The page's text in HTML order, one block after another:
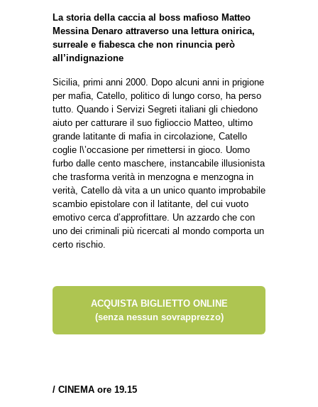
La storia della caccia al boss mafioso Matteo
Messina Denaro attraverso una lettura onirica,
surreale e fiabesca che non rinuncia però
all’indignazione
Sicilia, primi anni 2000. Dopo alcuni anni in prigione
per mafia, Catello, politico di lungo corso, ha perso
tutto. Quando i Servizi Segreti italiani gli chiedono
aiuto per catturare il suo figlioccio Matteo, ultimo
grande latitante di mafia in circolazione, Catello
coglie l\’occasione per rimettersi in gioco. Uomo
furbo dalle cento maschere, instancabile illusionista
che trasforma verità in menzogna e menzogna in
verità, Catello dà vita a un unico quanto improbabile
scambio epistolare con il latitante, del cui vuoto
emotivo cerca d’approfittare. Un azzardo che con
uno dei criminali più ricercati al mondo comporta un
certo rischio.
ACQUISTA BIGLIETTO ONLINE
(senza nessun sovrapprezzo)
/ CINEMA ore 19.15